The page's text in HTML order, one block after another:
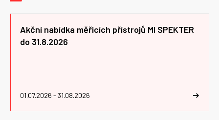
Akční nabídka měřicích přístrojů MI SPEKTER
do 31.8.2026
01.07.2026 - 31.08.2026